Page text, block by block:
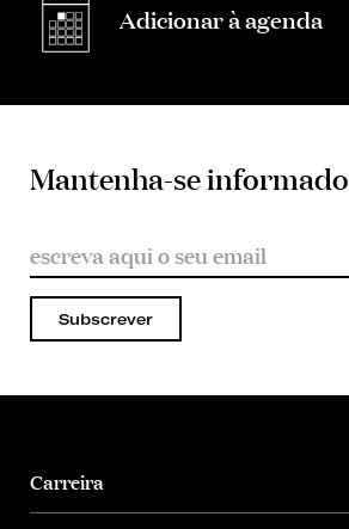
Adicionar à agenda
Mantenha-se informado
Subscrever
Carreira